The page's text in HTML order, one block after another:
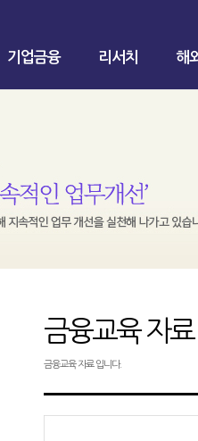
기업금융 리서치 해
금융교육 자료
금융교육 자료 입니다.